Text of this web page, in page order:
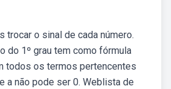
trocar o sinal de cada número.
do 1º grau tem como fórmula
todos os termos pertencentes
a não pode ser 0. Weblista de